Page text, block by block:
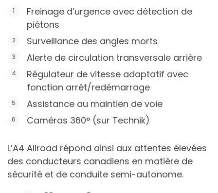
Freinage d’urgence avec détection de
piétons
Surveillance des angles morts
Alerte de circulation transversale arrière
Régulateur de vitesse adaptatif avec
fonction arrêt/redémarrage
Assistance au maintien de voie
Caméras 360° (sur Technik)
L’A4 Allroad répond ainsi aux attentes élevées
des conducteurs canadiens en matière de
sécurité et de conduite semi-autonome.